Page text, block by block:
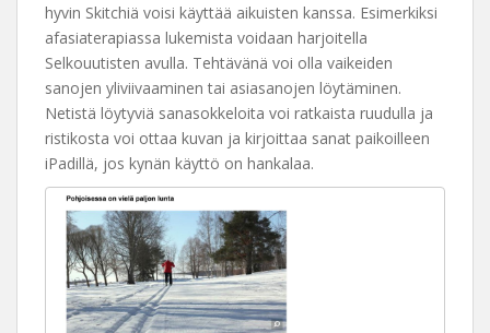
hyvin Skitchiä voisi käyttää aikuisten kanssa. Esimerkiksi
afasiaterapiassa lukemista voidaan harjoitella
Selkouutisten avulla. Tehtävänä voi olla vaikeiden
sanojen yliviivaaminen tai asiasanojen löytäminen.
Netistä löytyviä sanasokkeloita voi ratkaista ruudulla ja
ristikosta voi ottaa kuvan ja kirjoittaa sanat paikoilleen
iPadillä, jos kynän käyttö on hankalaa.